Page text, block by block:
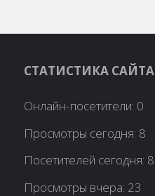
СТАТИСТИКА САЙТА
Онлайн-посетители: 0
Просмотры сегодня: 8
Посетителей сегодня: 8
Просмотры вчера: 23